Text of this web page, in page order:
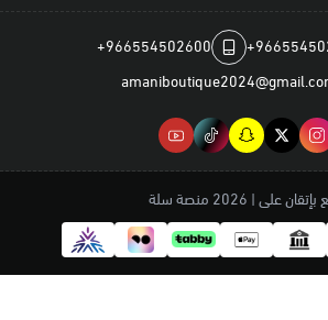
+966554502600
على | 2026 منصة سلة